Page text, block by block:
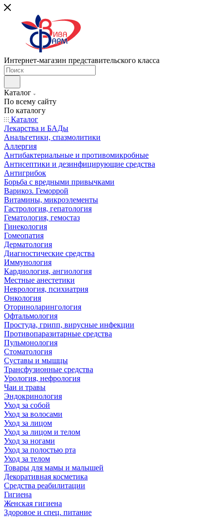
Интернет-магазин представительского класса
Каталог
По всему сайту
По каталогу
Каталог
Лекарства и БАДы
Анальгетики, спазмолитики
Аллергия
Антибактериальные и противомикробные
Антисептики и дезинфицирующие средства
Антигрибок
Борьба с вредными привычками
Варикоз. Геморрой
Витамины, микроэлементы
Гастрология, гепатология
Гематология, гемостаз
Гинекология
Гомеопатия
Дерматология
Диагностические средства
Иммунология
Кардиология, ангиология
Местные анестетики
Неврология, психиатрия
Онкология
Оториноларингология
Офтальмология
Простуда, грипп, вирусные инфекции
Противопаразитарные средства
Пульмонология
Стоматология
Суставы и мышцы
Трансфузионные средства
Урология, нефрология
Чаи и травы
Эндокринология
Уход за собой
Уход за волосами
Уход за лицом
Уход за лицом и телом
Уход за ногами
Уход за полостью рта
Уход за телом
Товары для мамы и малышей
Декоративная косметика
Средства реабилитации
Гигиена
Женская гигиена
Здоровое и спец. питание